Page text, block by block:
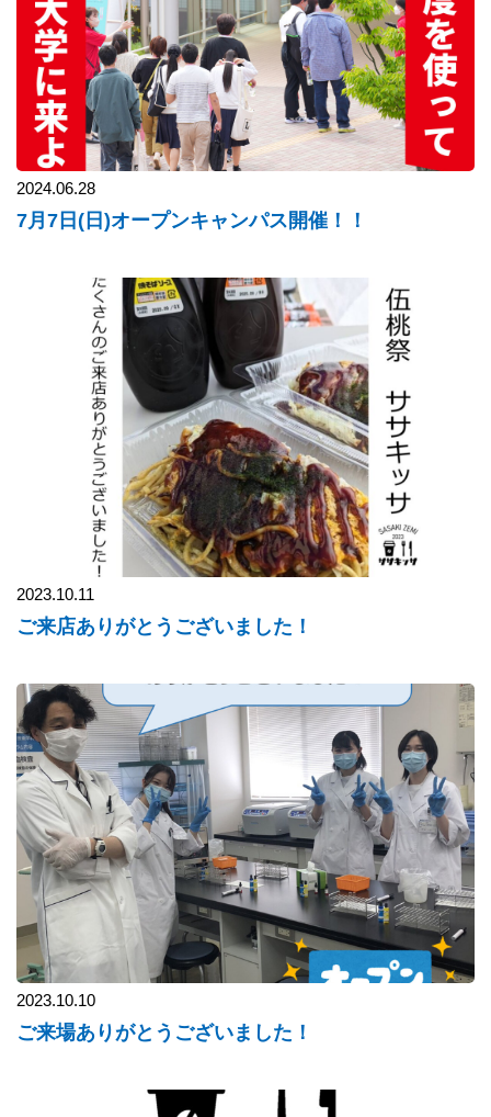
2024.06.28
7月7日(日)オープンキャンパス開催！！
2023.10.11
ご来店ありがとうございました！
2023.10.10
ご来場ありがとうございました！